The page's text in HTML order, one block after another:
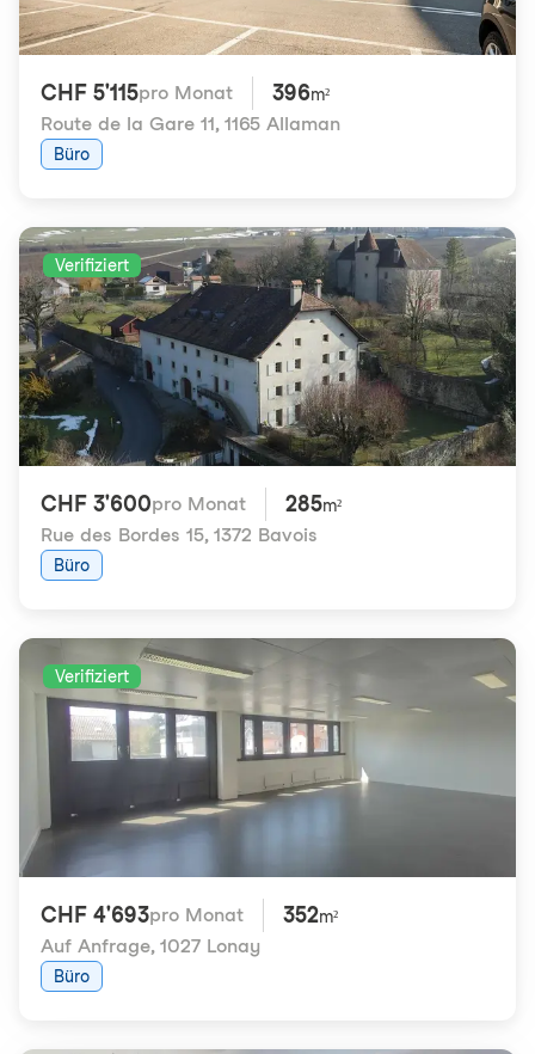
CHF 5'115pro Monat 396m²
Route de la Gare 11, 1165 Allaman
Büro
Verifiziert
CHF 3'600pro Monat 285m²
Rue des Bordes 15, 1372 Bavois
Büro
Verifiziert
CHF 4'693pro Monat 352m²
Auf Anfrage, 1027 Lonay
Büro